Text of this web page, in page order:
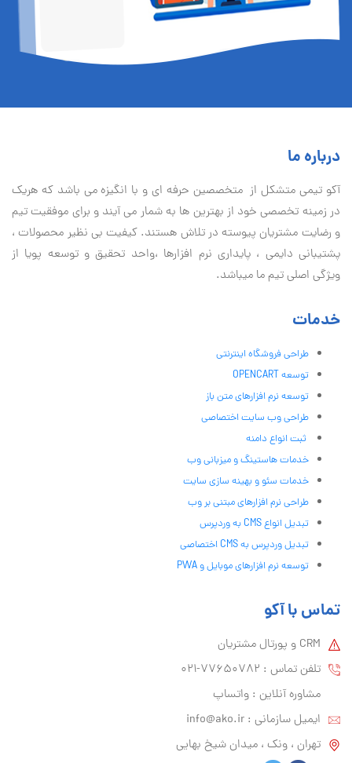
درباره ما
آكو تيمی متشکل از متخصصین حرفه ای و با انگیزه می باشد که هریک
در زمینه تخصصی خود از بهترین ها به شمار می آیند و برای موفقیت تيم
و رضایت مشتریان پیوسته در تلاش هستند. کیفیت بی نظير محصولات ،
پشتیبانی دايمی ، پایداری نرم افزارها ،واحد تحقیق و توسعه پویا از
ویژگی اصلی تیم ما میباشد.
خدمات
طراحی فروشگاه اینترنتی
توسعه OPENCART
توسعه نرم افزارهای متن باز
طراحی وب سایت اختصاصی
ثبت انواع دامنه
خدمات هاستینگ و میزبانی وب
خدمات سئو و بهینه سازی سایت
طراحی نرم افزارهای مبتنی بر وب
تبدیل انواع CMS به وردپرس
تبدیل وردپرس به CMS اختصاصی
توسعه نرم افزارهای موبایل و PWA
تماس با آکو
CRM و پورتال مشتریان
تلفن تماس :‌ 77650782-021
مشاوره آنلاین : واتساپ
ایمیل سازمانی :‌ info@ako.ir
تهران ، ونک ، میدان شیخ بهایی